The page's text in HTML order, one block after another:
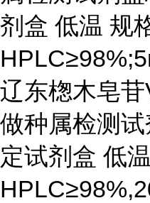
剂盒 低温 规
辽东楤木皂苷
做种属检测
定试剂盒 低